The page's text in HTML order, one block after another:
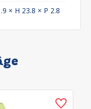
× H 23.8 × P 2.8